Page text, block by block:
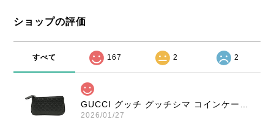
ショップの評価
すべて 167 2 2
GUCCI グッチ グッチシマ コインケース ブラック 9347-202212
2026/01/27